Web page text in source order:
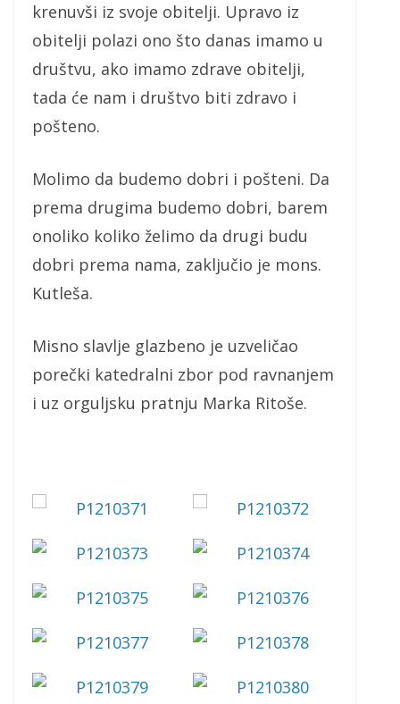
krenuvši iz svoje obitelji. Upravo iz
obitelji polazi ono što danas imamo u
društvu, ako imamo zdrave obitelji,
tada će nam i društvo biti zdravo i
pošteno.
Molimo da budemo dobri i pošteni. Da
prema drugima budemo dobri, barem
onoliko koliko želimo da drugi budu
dobri prema nama, zaključio je mons.
Kutleša.
Misno slavlje glazbeno je uzveličao
porečki katedralni zbor pod ravnanjem
i uz orguljsku pratnju Marka Ritoše.